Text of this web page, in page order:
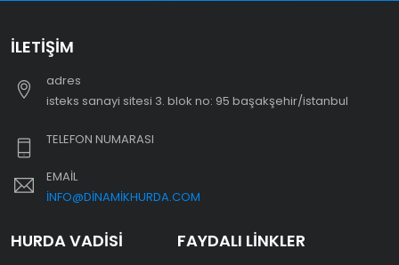
İLETIŞIM
adres
i̇steks sanayi sitesi 3. blok no: 95 başakşehir/i̇stanbul
TELEFON NUMARASI
EMAIL
INFO@DINAMIKHURDA.COM
HURDA VADISI FAYDALI LINKLER